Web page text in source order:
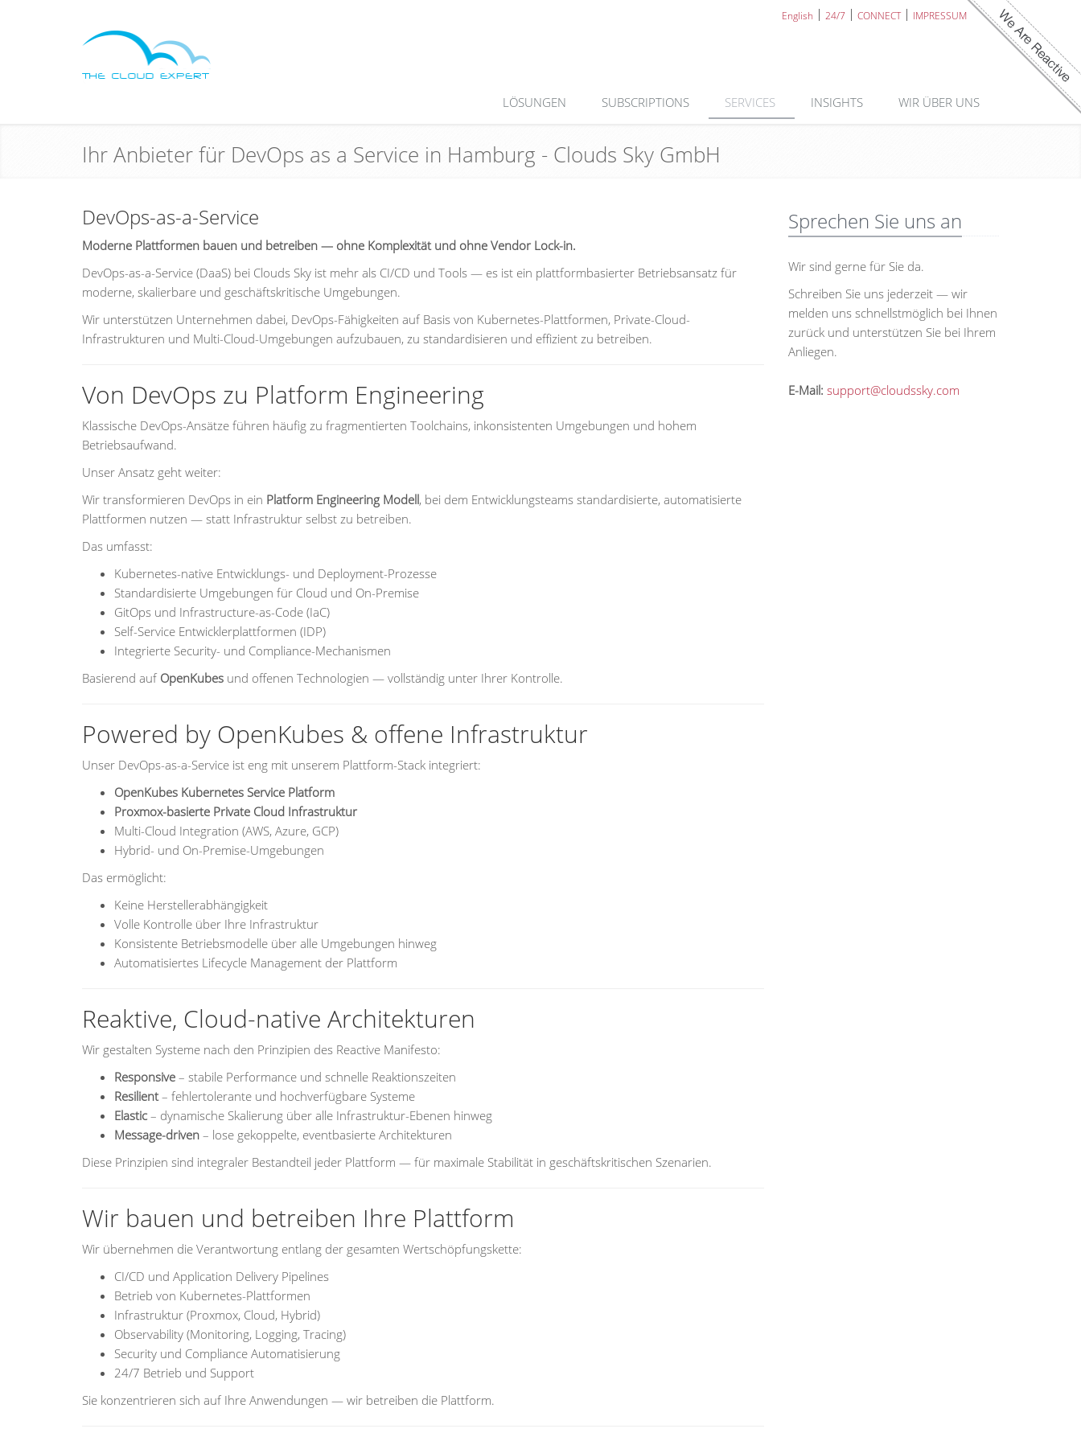
English 24/7 CONNECT IMPRESSUM
LÖSUNGEN SUBSCRIPTIONS SERVICES INSIGHTS WIR ÜBER UNS
Ihr Anbieter für DevOps as a Service in Hamburg - Clouds Sky GmbH
DevOps-as-a-Service
Moderne Plattformen bauen und betreiben — ohne Komplexität und ohne Vendor Lock-in.
DevOps-as-a-Service (DaaS) bei Clouds Sky ist mehr als CI/CD und Tools — es ist ein plattformbasierter Betriebsansatz für
moderne, skalierbare und geschäftskritische Umgebungen.
Wir unterstützen Unternehmen dabei, DevOps-Fähigkeiten auf Basis von Kubernetes-Plattformen, Private-Cloud-
Infrastrukturen und Multi-Cloud-Umgebungen aufzubauen, zu standardisieren und effizient zu betreiben.
Von DevOps zu Platform Engineering
Klassische DevOps-Ansätze führen häufig zu fragmentierten Toolchains, inkonsistenten Umgebungen und hohem
Betriebsaufwand.
Unser Ansatz geht weiter:
Wir transformieren DevOps in ein Platform Engineering Modell, bei dem Entwicklungsteams standardisierte, automatisierte
Plattformen nutzen — statt Infrastruktur selbst zu betreiben.
Das umfasst:
Kubernetes-native Entwicklungs- und Deployment-Prozesse
Standardisierte Umgebungen für Cloud und On-Premise
GitOps und Infrastructure-as-Code (IaC)
Self-Service Entwicklerplattformen (IDP)
Integrierte Security- und Compliance-Mechanismen
Basierend auf OpenKubes und offenen Technologien — vollständig unter Ihrer Kontrolle.
Powered by OpenKubes & offene Infrastruktur
Unser DevOps-as-a-Service ist eng mit unserem Plattform-Stack integriert:
OpenKubes Kubernetes Service Platform
Proxmox-basierte Private Cloud Infrastruktur
Multi-Cloud Integration (AWS, Azure, GCP)
Hybrid- und On-Premise-Umgebungen
Das ermöglicht:
Keine Herstellerabhängigkeit
Volle Kontrolle über Ihre Infrastruktur
Konsistente Betriebsmodelle über alle Umgebungen hinweg
Automatisiertes Lifecycle Management der Plattform
Reaktive, Cloud-native Architekturen
Wir gestalten Systeme nach den Prinzipien des Reactive Manifesto:
Responsive – stabile Performance und schnelle Reaktionszeiten
Resilient– fehlertolerante und hochverfügbare Systeme
Elastic – dynamische Skalierung über alle Infrastruktur-Ebenen hinweg
Message-driven – lose gekoppelte, eventbasierte Architekturen
Diese Prinzipien sind integraler Bestandteil jeder Plattform — für maximale Stabilität in geschäftskritischen Szenarien.
Wir bauen und betreiben Ihre Plattform
Wir übernehmen die Verantwortung entlang der gesamten Wertschöpfungskette:
CI/CD und Application Delivery Pipelines
Betrieb von Kubernetes-Plattformen
Infrastruktur (Proxmox, Cloud, Hybrid)
Observability (Monitoring, Logging, Tracing)
Security und Compliance Automatisierung
24/7 Betrieb und Support
Sie konzentrieren sich auf Ihre Anwendungen — wir betreiben die Plattform.
Sprechen Sie uns an
Wir sind gerne für Sie da.
Schreiben Sie uns jederzeit — wir
melden uns schnellstmöglich bei Ihnen
zurück und unterstützen Sie bei Ihrem
Anliegen.
E-Mail: support@cloudssky.com